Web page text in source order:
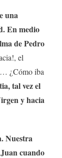
una
En medio
de Pedro
el
¿Cómo iba
tal vez el
y hacia
Nuestra
cuando